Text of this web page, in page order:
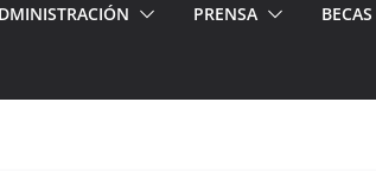
PRENSA BECAS